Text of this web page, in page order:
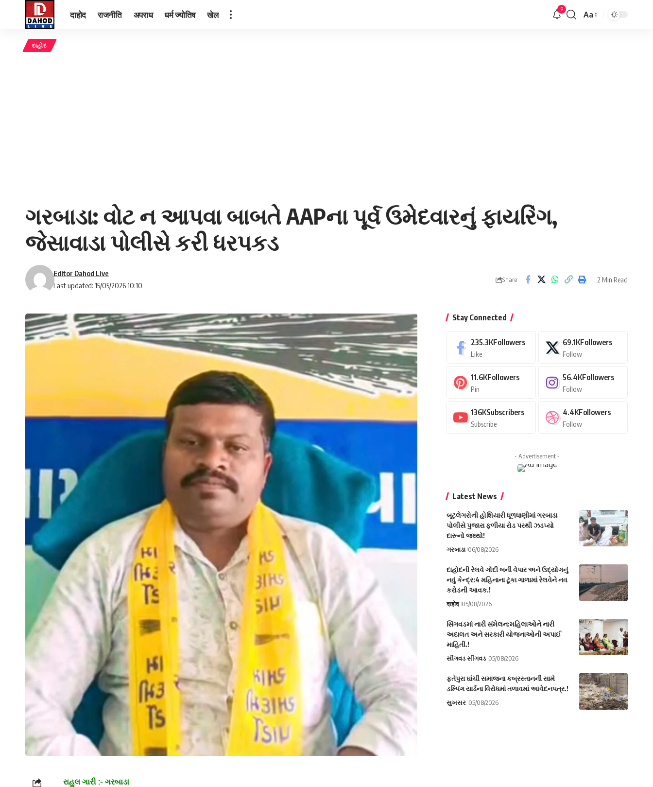
दाहोद राजनीति अपराध धर्म ज्योतिष खेल 9
Font
Aa
દાહોદ
ગરબાડા: વોટ ન આપવા બાબતે AAPના પૂર્વ ઉમેદવારનું ફાયરિંગ,
જેસાવાડા પોલીસે કરી ધરપકડ
Last updated: 15/05/2026 10:10
Editor Dahod Live
Share 2 Min Read
રાહુલ ગારી :- ગરબાડા
Stay Connected
235.3KFollowers
Like
69.1KFollowers
Follow
11.6KFollowers
Pin
56.4KFollowers
Follow
136KSubscribers
Subscribe
4.4KFollowers
Follow
- Advertisement -
Latest News
બૂટલેગરોની હોશિયારી ધૂળધાણીમાં ગરબાડા
પોલીસે પુજારા ફળીયા રોડ પરથી ઝડપ્યો
દારૂનો જથ્થો!
ગરબાડા 06/08/2026
દાહોદની રેલવે ગોદી બની વેપાર અને ઉદ્યોગનું
નવું કેન્દ્ર:4 મહિનાના ટૂંકા ગાળામાં રેલવેને નવ
કરોડની આવક.!
दाहोद 05/08/2026
સિંગવડમાં નારી સંમેલન:મહિલાઓને નારી
અદાલત અને સરકારી યોજનાઓની અપાઈ
માહિતી.!
સીંગવડ સીંગવડ 05/08/2026
ફતેપુરા ઘાંચી સમાજના કબ્રસ્તાનની સામે
ડમ્પિંગ યાર્ડના વિરોધમાં તળાવમાં આવેદનપત્ર.!
સુખસર 05/08/2026